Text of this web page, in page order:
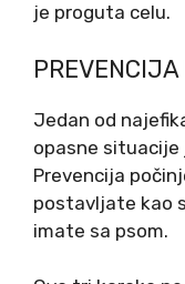
je proguta celu.
PREVENCIJA
Jedan od
opasne
Prevencija
postavljate kao
imate sa psom.